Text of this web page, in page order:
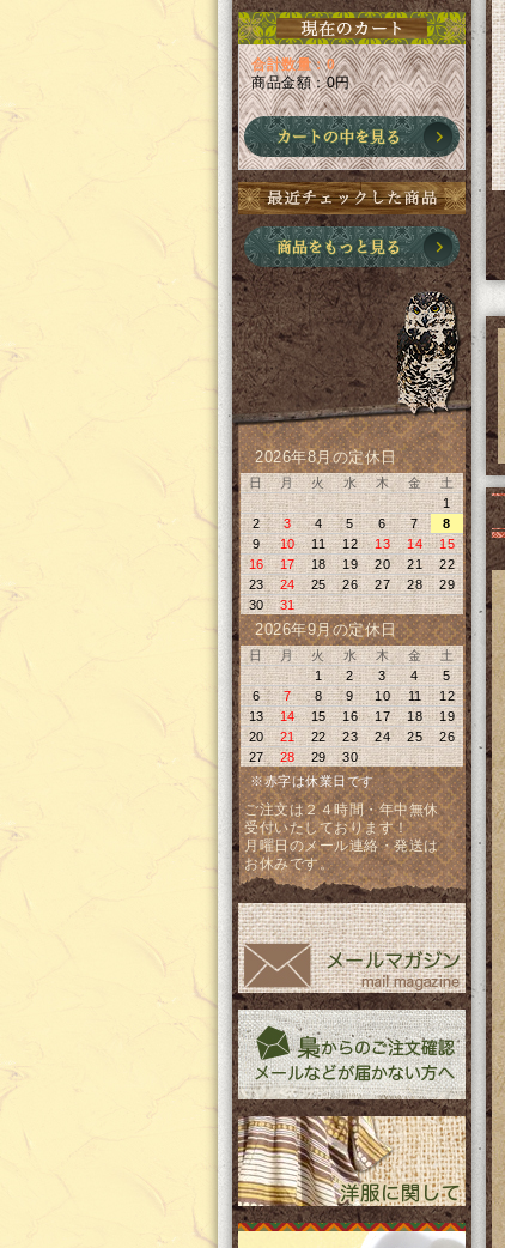
合計数量：0
商品金額：0円
2026年8月の定休日
日 月 火 水 木 金
土
1
2
3 4 5 6 7
8
9
10 11 12 13 14
15
16
17 18 19 20 21
22
23
24 25 26 27 28
29
30
31
2026年9月の定休日
日 月 火 水 木 金
土
1
2 3 4
5
6
7 8 9 10 11
12
13
14 15 16 17 18
19
20
21 22 23 24 25
26
27
28 29
30
※赤字は休業日です
ご注文は２４時間・年中無休
受付いたしております！
月曜日のメール連絡・発送は
お休みです。